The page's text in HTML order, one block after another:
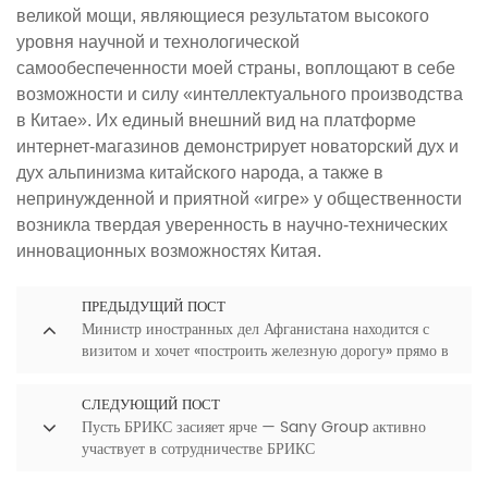
великой мощи, являющиеся результатом высокого
уровня научной и технологической
самообеспеченности моей страны, воплощают в себе
возможности и силу «интеллектуального производства
в Китае». Их единый внешний вид на платформе
интернет-магазинов демонстрирует новаторский дух и
дух альпинизма китайского народа, а также в
непринужденной и приятной «игре» у общественности
возникла твердая уверенность в научно-технических
инновационных возможностях Китая.
ПРЕДЫДУЩИЙ ПОСТ
Министр иностранных дел Афганистана находится с
визитом и хочет «построить железную дорогу» прямо в
СЛЕДУЮЩИЙ ПОСТ
Пусть БРИКС засияет ярче — Sany Group активно
участвует в сотрудничестве БРИКС